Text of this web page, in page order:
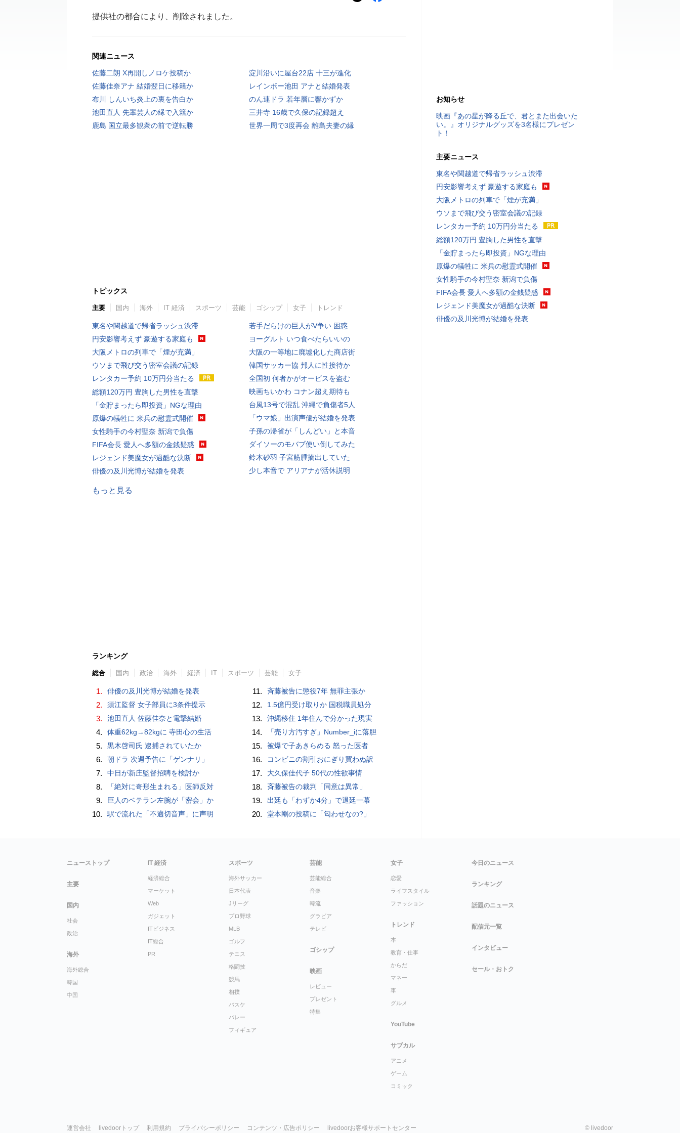
提供社の都合により、削除されました。
関連ニュース
佐藤二朗 X再開しノロケ投稿か
淀川沿いに屋台22店 十三が進化
佐藤佳奈アナ 結婚翌日に移籍か
レインボー池田 アナと結婚発表
布川 しんいち炎上の裏を告白か
のん連ドラ 若年層に響かずか
池田直人 先輩芸人の縁で入籍か
三井寺 16歳で久保の記録超え
鹿島 国立最多観衆の前で逆転勝
世界一周で3度再会 離島夫妻の縁
トピックス
主要 国内 海外 IT 経済 スポーツ 芸能 ゴシップ 女子 トレンド
東名や関越道で帰省ラッシュ渋滞
円安影響考えず 豪遊する家庭も
大阪メトロの列車で「煙が充満」
ウソまで飛び交う密室会議の記録
レンタカー予約 10万円分当たる
総額120万円 豊胸した男性を直撃
「金貯まったら即投資」NGな理由
原爆の犠牲に 米兵の慰霊式開催
女性騎手の今村聖奈 新潟で負傷
FIFA会長 愛人へ多額の金銭疑惑
レジェンド美魔女が過酷な決断
俳優の及川光博が結婚を発表
若手だらけの巨人がV争い 困惑
ヨーグルト いつ食べたらいいの
大阪の一等地に廃墟化した商店街
韓国サッカー協 邦人に性接待か
全国初 何者かがオービスを盗む
映画ちいかわ コナン超え期待も
台風13号で混乱 沖縄で負傷者5人
「ウマ娘」出演声優が結婚を発表
子孫の帰省が「しんどい」と本音
ダイソーのモバブ使い倒してみた
鈴木砂羽 子宮筋腫摘出していた
少し本音で アリアナが活休説明
もっと見る
ランキング
総合 国内 政治 海外 経済 IT スポーツ 芸能 女子
1. 俳優の及川光博が結婚を発表
2. 須江監督 女子部員に3条件提示
3. 池田直人 佐藤佳奈と電撃結婚
4. 体重62kg→82kgに 寺田心の生活
5. 黒木啓司氏 逮捕されていたか
6. 朝ドラ 次週予告に「ゲンナリ」
7. 中日が新庄監督招聘を検討か
8. 「絶対に奇形生まれる」医師反対
9. 巨人のベテラン左腕が「密会」か
10. 駅で流れた「不適切音声」に声明
11. 斉藤被告に懲役7年 無罪主張か
12. 1.5億円受け取りか 国税職員処分
13. 沖縄移住 1年住んで分かった現実
14. 「売り方汚すぎ」Number_iに落胆
15. 被爆で子あきらめる 怒った医者
16. コンビニの割引おにぎり買わぬ訳
17. 大久保佳代子 50代の性欲事情
18. 斉藤被告の裁判「同意は異常」
19. 出廷も「わずか4分」で退廷一幕
20. 堂本剛の投稿に「匂わせなの?」
お知らせ
映画『あの星が降る丘で、君とまた出会いた
い。』オリジナルグッズを3名様にプレゼン
ト！
主要ニュース
東名や関越道で帰省ラッシュ渋滞
円安影響考えず 豪遊する家庭も
大阪メトロの列車で「煙が充満」
ウソまで飛び交う密室会議の記録
レンタカー予約 10万円分当たる
総額120万円 豊胸した男性を直撃
「金貯まったら即投資」NGな理由
原爆の犠牲に 米兵の慰霊式開催
女性騎手の今村聖奈 新潟で負傷
FIFA会長 愛人へ多額の金銭疑惑
レジェンド美魔女が過酷な決断
俳優の及川光博が結婚を発表
ニューストップ
主要
国内
社会
政治
海外
海外総合
韓国
中国
IT 経済
経済総合
マーケット
Web
ガジェット
ITビジネス
IT総合
PR
スポーツ
海外サッカー
日本代表
Jリーグ
プロ野球
MLB
ゴルフ
テニス
格闘技
競馬
相撲
バスケ
バレー
フィギュア
芸能
芸能総合
音楽
韓流
グラビア
テレビ
ゴシップ
映画
レビュー
プレゼント
特集
女子
恋愛
ライフスタイル
ファッション
トレンド
本
教育・仕事
からだ
マネー
車
グルメ
YouTube
サブカル
アニメ
ゲーム
コミック
今日のニュース
ランキング
話題のニュース
配信元一覧
インタビュー
セール・おトク
運営会社 livedoorトップ 利用規約 プライバシーポリシー コンテンツ・広告ポリシー livedoorお客様サポートセンター © livedoor